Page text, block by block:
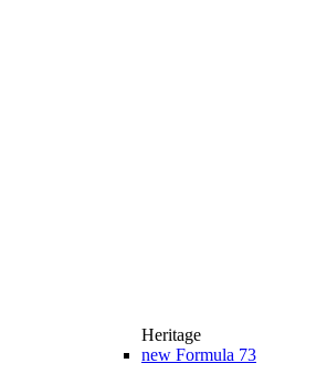
Heritage
new Formula 73